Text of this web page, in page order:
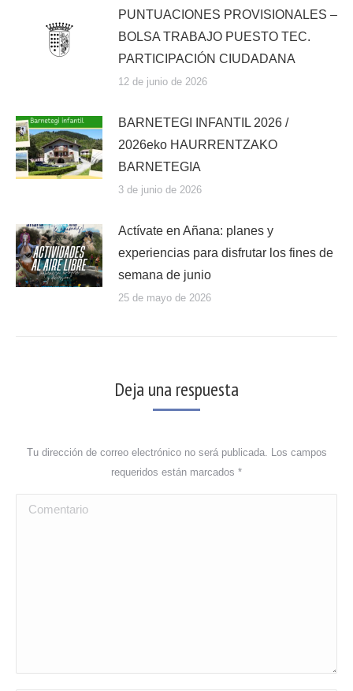
PUNTUACIONES PROVISIONALES –
BOLSA TRABAJO PUESTO TEC.
PARTICIPACIÓN CIUDADANA
12 de junio de 2026
BARNETEGI INFANTIL 2026 /
2026eko HAURRENTZAKO
BARNETEGIA
3 de junio de 2026
Actívate en Añana: planes y
experiencias para disfrutar los fines de
semana de junio
25 de mayo de 2026
Deja una respuesta
Tu dirección de correo electrónico no será publicada. Los campos
requeridos están marcados *
Comentario